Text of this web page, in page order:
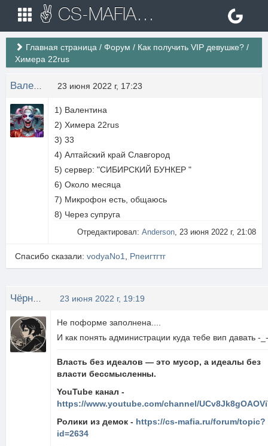
✌ CS-MAFIA.RU ✌ Игровые сервера Counter Strike 1.6
Главная страница / Форум / Как получить VIP девушке? /
Химера 22rus
23 июня 2022 г, 17:23
1) Валентина
2) Химера 22rus
3) 33
4) Алтайский край Славгород
5) сервер: "СИБИРСКИЙ БУНКЕР "
6) Около месяца
7) Микрофон есть, общаюсь
8) Через супруга
Отредактировал: Anderson, 23 июня 2022 г, 21:08
Спасибо сказали: vodyaNo1 Рпеигтгтг
23 июня 2022 г, 19:19
Не поформе заполнена....
И как понять администрации куда тебе вип давать -
Власть без идеалов — это мусор, а идеалы без
власти бессмысленны.
YouTube канал -
https://www.youtube.com/channel/
Ролики из демок - https://cs-mafia.ru/forum/topic?
id=2634